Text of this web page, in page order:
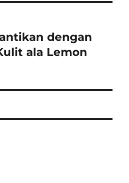
dengan
ala Lemon